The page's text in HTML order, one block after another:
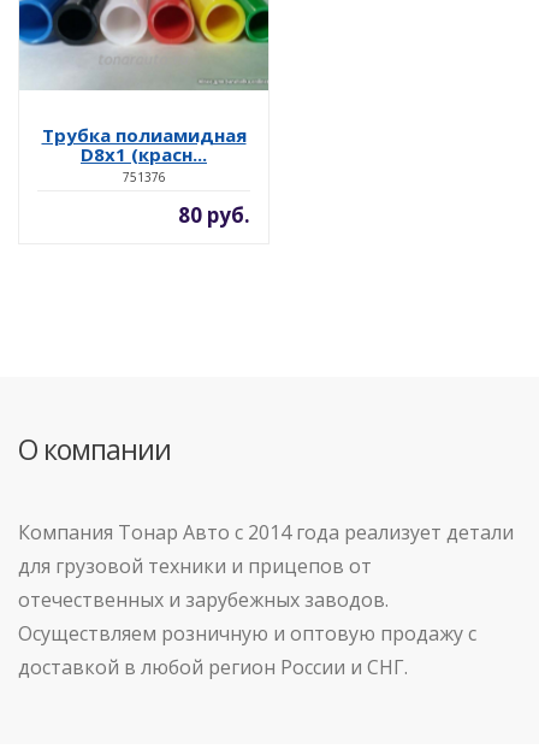
Трубка полиамидная
D8х1 (красн...
751376
80 руб.
О компании
Компания Тонар Авто с 2014 года реализует детали
для грузовой техники и прицепов от
отечественных и зарубежных заводов.
Осуществляем розничную и оптовую продажу с
доставкой в любой регион России и СНГ.